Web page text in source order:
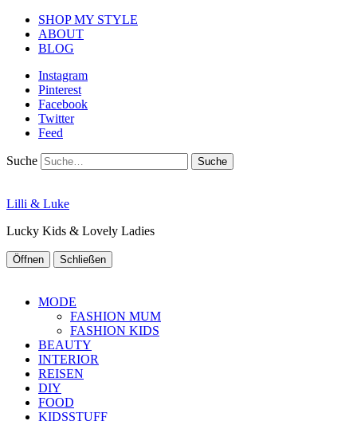
SHOP MY STYLE
ABOUT
BLOG
Instagram
Pinterest
Facebook
Twitter
Feed
Suche
Lilli & Luke
Lucky Kids & Lovely Ladies
Öffnen Schließen
MODE
FASHION MUM
FASHION KIDS
BEAUTY
INTERIOR
REISEN
DIY
FOOD
KIDSSTUFF